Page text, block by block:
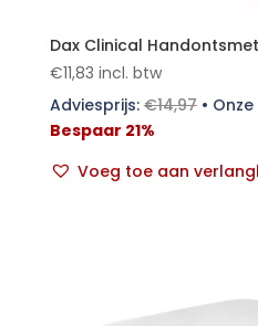
Dax Clinical
€11,83 incl. btw
Adviesprijs:€14,97•
Bespaar 21%
Voeg toe aan